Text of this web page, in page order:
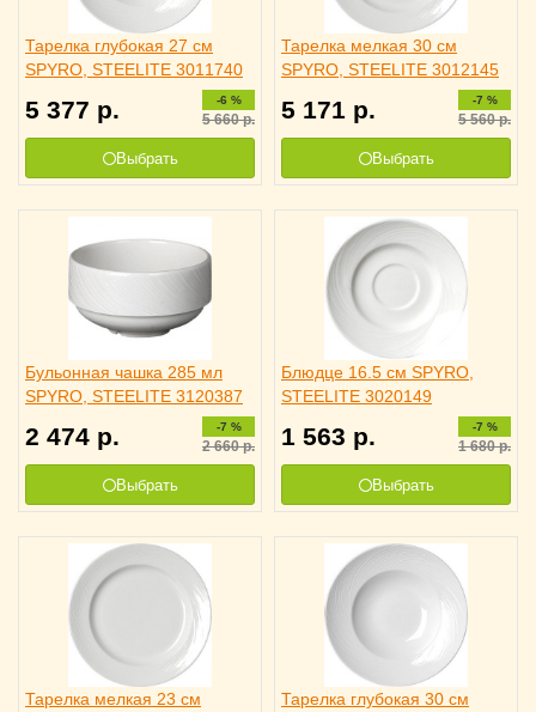
Тарелка глубокая 27 см
SPYRO, STEELITE 3011740
5 377 р. -6 %
5 660р.
Выбрать
Тарелка мелкая 30 см
SPYRO, STEELITE 3012145
5 171 р. -7 %
5 560р.
Выбрать
Бульонная чашка 285 мл
SPYRO, STEELITE 3120387
2 474 р. -7 %
2 660р.
Выбрать
Блюдце 16.5 см SPYRO,
STEELITE 3020149
1 563 р. -7 %
1 680р.
Выбрать
Тарелка мелкая 23 см
Тарелка глубокая 30 см